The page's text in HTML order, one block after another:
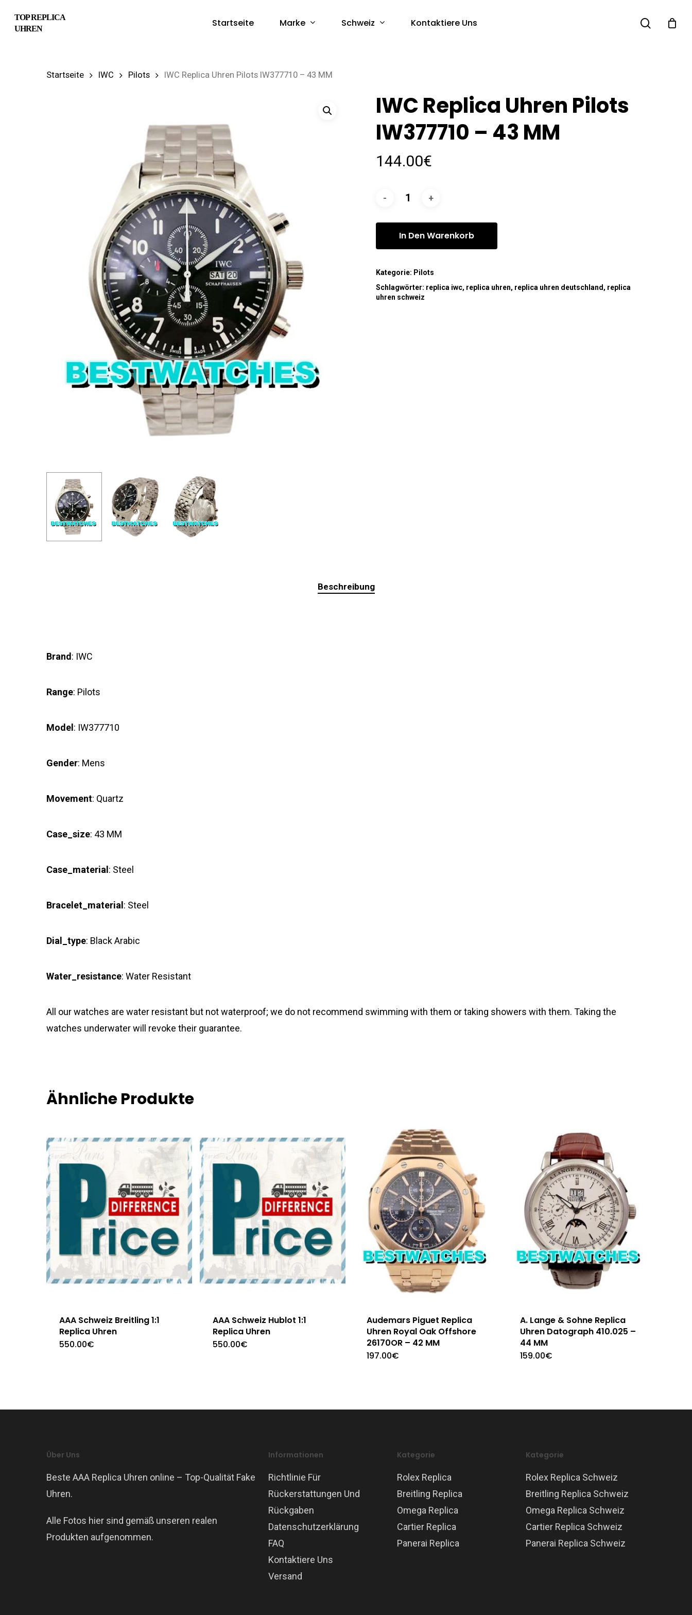
TOP REPLICA
UHREN
Startseite Marke Schweiz Kontaktiere Uns search
Startseite IWC Pilots IWC Replica Uhren Pilots IW377710 – 43 MM
IWC Replica Uhren Pilots
IW377710 – 43 MM
144.00€
In Den Warenkorb
Kategorie: Pilots
Schlagwörter: replica iwc, replica uhren, replica uhren deutschland , replica
uhren schweiz
Beschreibung
Brand : IWC
Range: Pilots
Model : IW377710
Gender: Mens
Movement: Quartz
Case_size: 43 MM
Case_material : Steel
Bracelet_material : Steel
Dial_type: Black Arabic
Water_resistance: Water Resistant
All our watches are water resistant but not waterproof; we do not recommend swimming with them or taking showers with them. Taking the
watches underwater will revoke their guarantee.
Ähnliche Produkte
AAA Schweiz Breitling 1:1
Replica Uhren
550.00€
AAA Schweiz Hublot 1:1
Replica Uhren
550.00€
Audemars Piguet Replica
Uhren Royal Oak Offshore
26170OR – 42 MM
197.00€
A. Lange & Sohne Replica
Uhren Datograph 410.025 –
44 MM
159.00€
Über Uns
Beste AAA Replica Uhren online – Top-Qualität Fake
Uhren.
Alle Fotos hier sind gemäß unseren realen
Produkten aufgenommen.
Informationen
Richtlinie Für
Rückerstattungen Und
Rückgaben
Datenschutzerklärung
FAQ
Kontaktiere Uns
Versand
Kategorie
Rolex Replica
Breitling Replica
Omega Replica
Cartier Replica
Panerai Replica
Kategorie
Rolex Replica Schweiz
Breitling Replica Schweiz
Omega Replica Schweiz
Cartier Replica Schweiz
Panerai Replica Schweiz